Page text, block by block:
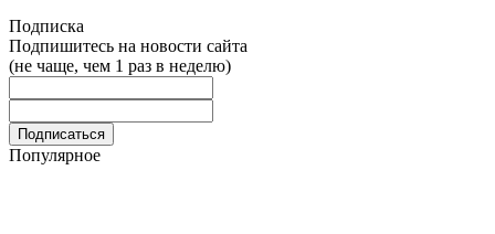
Подписка
Подпишитесь на новости сайта
(не чаще, чем 1 раз в неделю)
Популярное